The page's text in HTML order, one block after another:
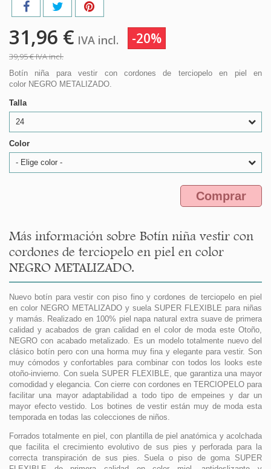
31,96 € IVA incl. -20%
39,95 €IVA incl.
Botín niña para vestir con cordones de terciopelo en piel en
color NEGRO METALIZADO.
Talla
24
Color
- Elige color -
Comprar
Más información sobre Botín niña vestir con
cordones de terciopelo en piel en color
NEGRO METALIZADO.
Nuevo botín para vestir con piso fino y cordones de terciopelo en piel
en color NEGRO METALIZADO y suela SUPER FLEXIBLE para niñas
y mamás. Realizado en 100% piel napa natural extra suave de primera
calidad y acabados de gran calidad en el color de moda este Otoño,
NEGRO con acabado metalizado. Es un modelo totalmente nuevo del
clásico botín pero con una horma muy fina y elegante para vestir. Son
muy cómodos y confortables para combinar con todos los looks este
otoño-invierno. Con suela SUPER FLEXIBLE, que garantiza una mayor
comodidad y elegancia. Con cierre con cordones en TERCIOPELO para
facilitar una mayor adaptabilidad a todo tipo de empeines y dar un
mayor efecto vestido. Los botines de vestir están muy de moda esta
temporada en todas las colecciones de niños.
Forrados totalmente en piel, con plantilla de piel anatómica y acolchada
que facilita el crecimiento evolutivo de sus pies y perforada para la
correcta transpiración de sus pies. Suela o piso de goma SUPER